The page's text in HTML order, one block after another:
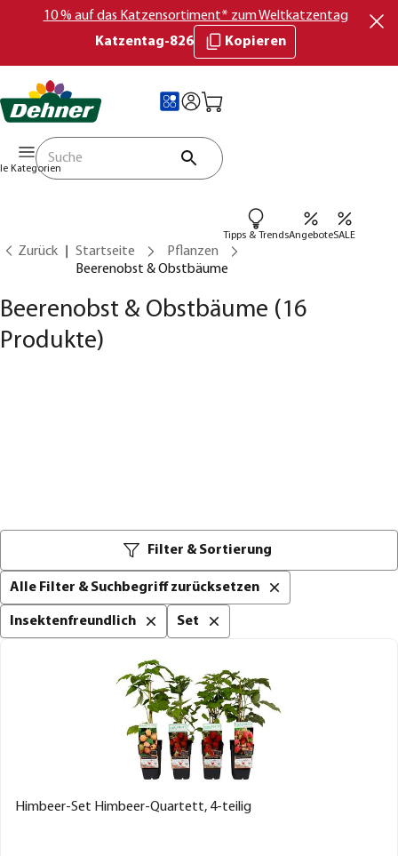
10 % auf das Katzensortiment* zum Weltkatzentag
Katzentag-826
Kopieren
Kategorien
Tipps & TrendsAngeboteSALE
Zurück Startseite
Pflanzen
Beerenobst & Obstbäume
Beerenobst & Obstbäume (16
Produkte)
Filter & Sortierung
Alle Filter & Suchbegriff zurücksetzen
Insektenfreundlich Set
Himbeer-Set Himbeer-Quartett, 4-teilig